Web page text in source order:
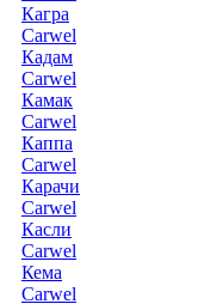
Кагра
Carwel
Кадам
Carwel
Камак
Carwel
Каппа
Carwel
Карачи
Carwel
Касли
Carwel
Кема
Carwel